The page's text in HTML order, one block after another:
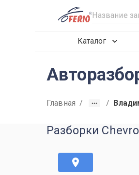
R
Каталог
Главная / /
Разборки